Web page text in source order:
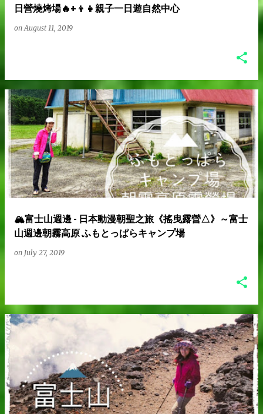
日營燒烤場🔥+👦👧親子一日遊自然中心
onAugust 11, 2019
🏔️富士山週邊 - 日本動漫朝聖之旅《搖曳露營△》～富士
山週邊朝霧高原 ふもとっぱらキャンプ場
on July 27, 2019